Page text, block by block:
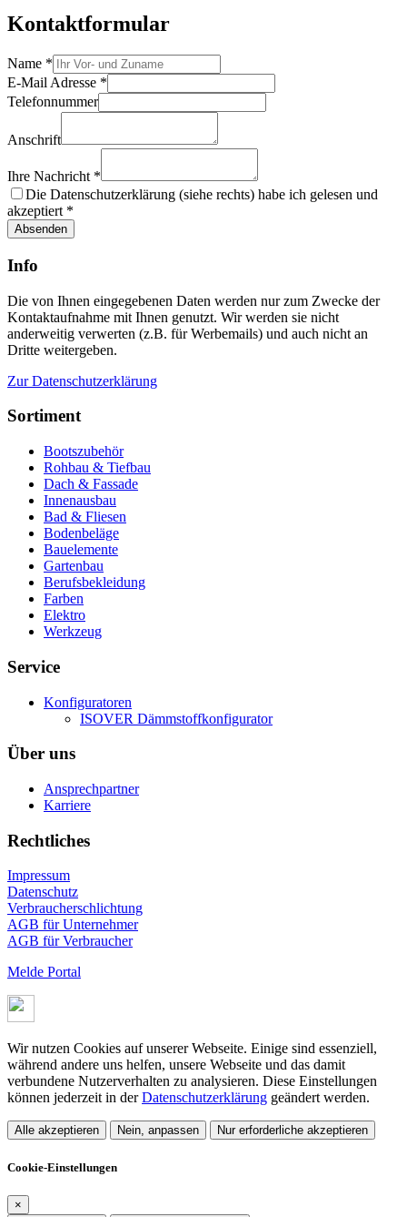
Kontaktformular
Name *
E-Mail Adresse *
Telefonnummer
Anschrift
Ihre Nachricht *
Die Datenschutzerklärung (siehe rechts) habe ich gelesen und
akzeptiert *
Absenden
Info
Die von Ihnen eingegebenen Daten werden nur zum Zwecke der
Kontaktaufnahme mit Ihnen genutzt. Wir werden sie nicht
anderweitig verwerten (z.B. für Werbemails) und auch nicht an
Dritte weitergeben.
Zur Datenschutzerklärung
Sortiment
Bootszubehör
Rohbau & Tiefbau
Dach & Fassade
Innenausbau
Bad & Fliesen
Bodenbeläge
Bauelemente
Gartenbau
Berufsbekleidung
Farben
Elektro
Werkzeug
Service
Konfiguratoren
ISOVER Dämmstoffkonfigurator
Über uns
Ansprechpartner
Karriere
Rechtliches
Impressum
Datenschutz
Verbraucherschlichtung
AGB für Unternehmer
AGB für Verbraucher
Melde Portal
Wir nutzen Cookies auf unserer Webseite. Einige sind essenziell,
während andere uns helfen, unsere Webseite und das damit
verbundene Nutzerverhalten zu analysieren. Diese Einstellungen
können jederzeit in derDatenschutzerklärung geändert werden.
Alle akzeptieren Nein, anpassen Nur erforderliche akzeptieren
Cookie-Einstellungen
×